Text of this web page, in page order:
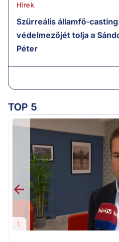
Hírek
Szürreális államfő-
védelmezőjét tolja a
Péter
TOP 5
1.